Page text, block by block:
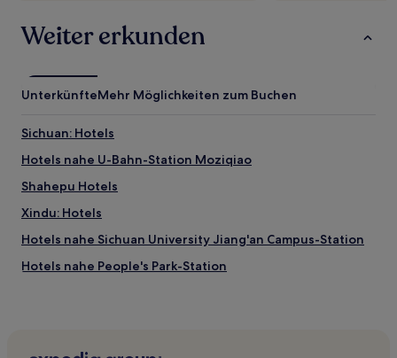
Weiter erkunden
UnterkünfteMehr Möglichkeiten zum Buchen
Sichuan: Hotels
Hotels nahe U-Bahn-Station Moziqiao
Shahepu Hotels
Xindu: Hotels
Hotels nahe Sichuan University Jiang'an Campus-Station
Hotels nahe People's Park-Station